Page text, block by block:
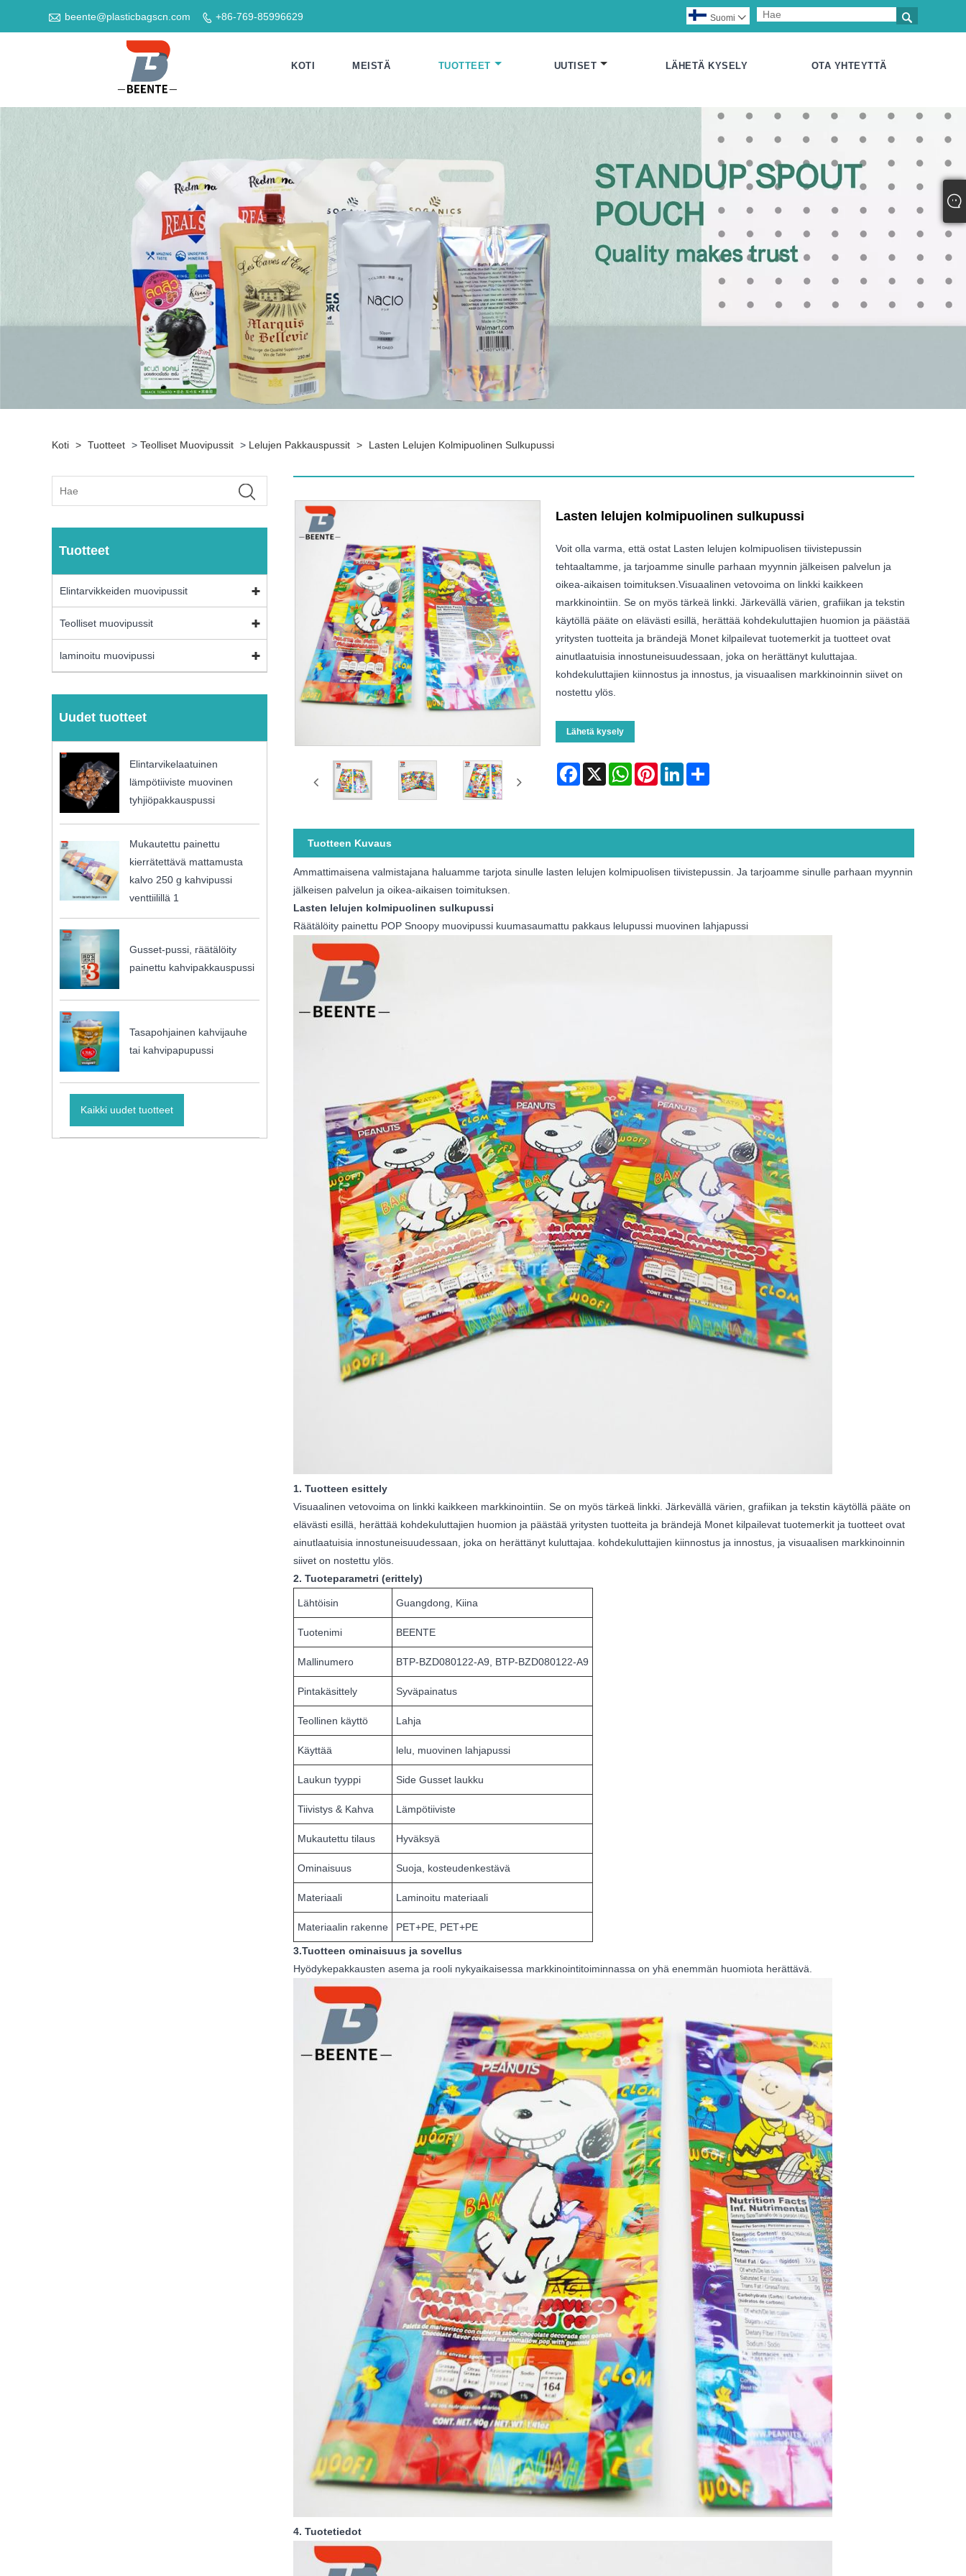
 beente@plasticbagscn.com  +86-769-85996629 
Suomi 
KOTI MEISTÄ TUOTTEET UUTISET LÄHETÄ KYSELY OTA YHTEYTTÄ
Koti > Tuotteet > Teolliset Muovipussit > Lelujen Pakkauspussit > Lasten Lelujen Kolmipuolinen Sulkupussi
Tuotteet
Elintarvikkeiden muovipussit
Teolliset muovipussit
laminoitu muovipussi
Uudet tuotteet
Elintarvikelaatuinen
lämpötiiviste muovinen
tyhjiöpakkauspussi
Mukautettu painettu
kierrätettävä mattamusta
kalvo 250 g kahvipussi
venttiilillä 1
Gusset-pussi, räätälöity
painettu kahvipakkauspussi
Tasapohjainen kahvijauhe
tai kahvipapupussi
Kaikki uudet tuotteet
Lasten lelujen kolmipuolinen sulkupussi
Voit olla varma, että ostat Lasten lelujen kolmipuolisen tiivistepussin
tehtaaltamme, ja tarjoamme sinulle parhaan myynnin jälkeisen palvelun ja
oikea-aikaisen toimituksen.Visuaalinen vetovoima on linkki kaikkeen
markkinointiin. Se on myös tärkeä linkki. Järkevällä värien, grafiikan ja tekstin
käytöllä pääte on elävästi esillä, herättää kohdekuluttajien huomion ja päästää
yritysten tuotteita ja brändejä Monet kilpailevat tuotemerkit ja tuotteet ovat
ainutlaatuisia innostuneisuudessaan, joka on herättänyt kuluttajaa.
kohdekuluttajien kiinnostus ja innostus, ja visuaalisen markkinoinnin siivet on
nostettu ylös.
Lähetä kysely
Facebook
X WhatsAppPinterestLinkedInShare
Tuotteen Kuvaus
Ammattimaisena valmistajana haluamme tarjota sinulle lasten lelujen kolmipuolisen tiivistepussin. Ja tarjoamme sinulle parhaan myynnin
jälkeisen palvelun ja oikea-aikaisen toimituksen.
Lasten lelujen kolmipuolinen sulkupussi
Räätälöity painettu POP Snoopy muovipussi kuumasaumattu pakkaus lelupussi muovinen lahjapussi
1. Tuotteen esittely
Visuaalinen vetovoima on linkki kaikkeen markkinointiin. Se on myös tärkeä linkki. Järkevällä värien, grafiikan ja tekstin käytöllä pääte on
elävästi esillä, herättää kohdekuluttajien huomion ja päästää yritysten tuotteita ja brändejä Monet kilpailevat tuotemerkit ja tuotteet ovat
ainutlaatuisia innostuneisuudessaan, joka on herättänyt kuluttajaa. kohdekuluttajien kiinnostus ja innostus, ja visuaalisen markkinoinnin
siivet on nostettu ylös.
2. Tuoteparametri (erittely)
Lähtöisin Guangdong, Kiina
Tuotenimi BEENTE
Mallinumero BTP-BZD080122-A9, BTP-BZD080122-A9
Pintakäsittely Syväpainatus
Teollinen käyttö Lahja
Käyttää lelu, muovinen lahjapussi
Laukun tyyppi Side Gusset laukku
Tiivistys & Kahva Lämpötiiviste
Mukautettu tilaus Hyväksyä
Ominaisuus Suoja, kosteudenkestävä
Materiaali Laminoitu materiaali
Materiaalin rakenne PET+PE, PET+PE
3.Tuotteen ominaisuus ja sovellus
Hyödykepakkausten asema ja rooli nykyaikaisessa markkinointitoiminnassa on yhä enemmän huomiota herättävä.
4. Tuotetiedot